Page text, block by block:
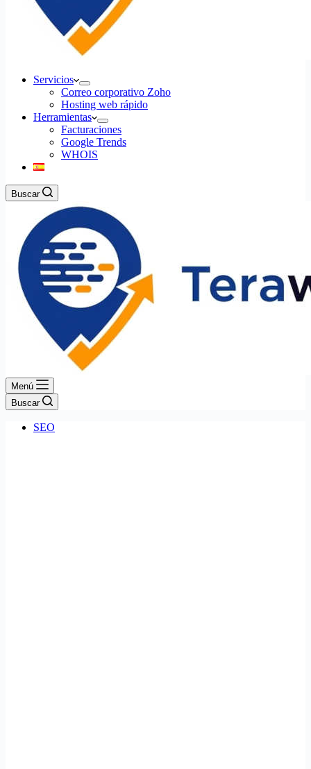
Servicios
Correo corporativo Zoho
Hosting web rápido
Herramientas
Facturaciones
Google Trends
WHOIS
Buscar
Menú
Buscar
SEO